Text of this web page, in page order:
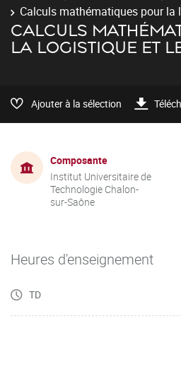
Calculs mathématiques pour la
CALCULS
LA LOGISTIQUE ET
Ajouter à la sélection
Composante
Institut Universitaire de
Technologie Chalon-
sur-Saône
Heures d'enseignement
TD